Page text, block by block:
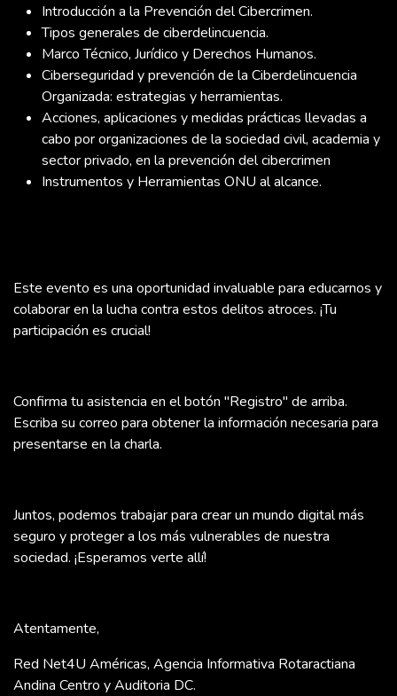
Introducción a la Prevención del Cibercrimen.
Tipos generales de ciberdelincuencia.
Marco Técnico, Jurídico y Derechos Humanos.
Ciberseguridad y prevención de la Ciberdelincuencia
Organizada: estrategias y herramientas.
Acciones, aplicaciones y medidas prácticas llevadas a
cabo por organizaciones de la sociedad civil, academia y
sector privado, en la prevención del cibercrimen
Instrumentos y Herramientas ONU al alcance.
Este evento es una oportunidad invaluable para educarnos y
colaborar en la lucha contra estos delitos atroces. ¡Tu
participación es crucial!
Confirma tu asistencia en el botón "Registro" de arriba.
Escriba su correo para obtener la información necesaria para
presentarse en la charla.
Juntos, podemos trabajar para crear un mundo digital más
seguro y proteger a los más vulnerables de nuestra
sociedad. ¡Esperamos verte allí!
Atentamente,
Red Net4U Américas, Agencia Informativa Rotaractiana
Andina Centro y Auditoria DC.